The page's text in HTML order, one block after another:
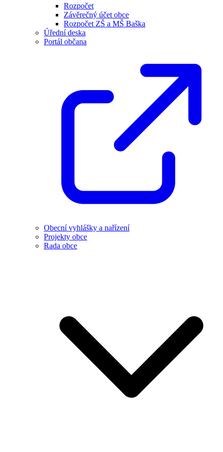
Rozpočet
Závěrečný účet obce
Rozpočet ZŠ a MŠ Baška
Úřední deska
Portál občana
Obecní vyhlášky a nařízení
Projekty obce
Rada obce